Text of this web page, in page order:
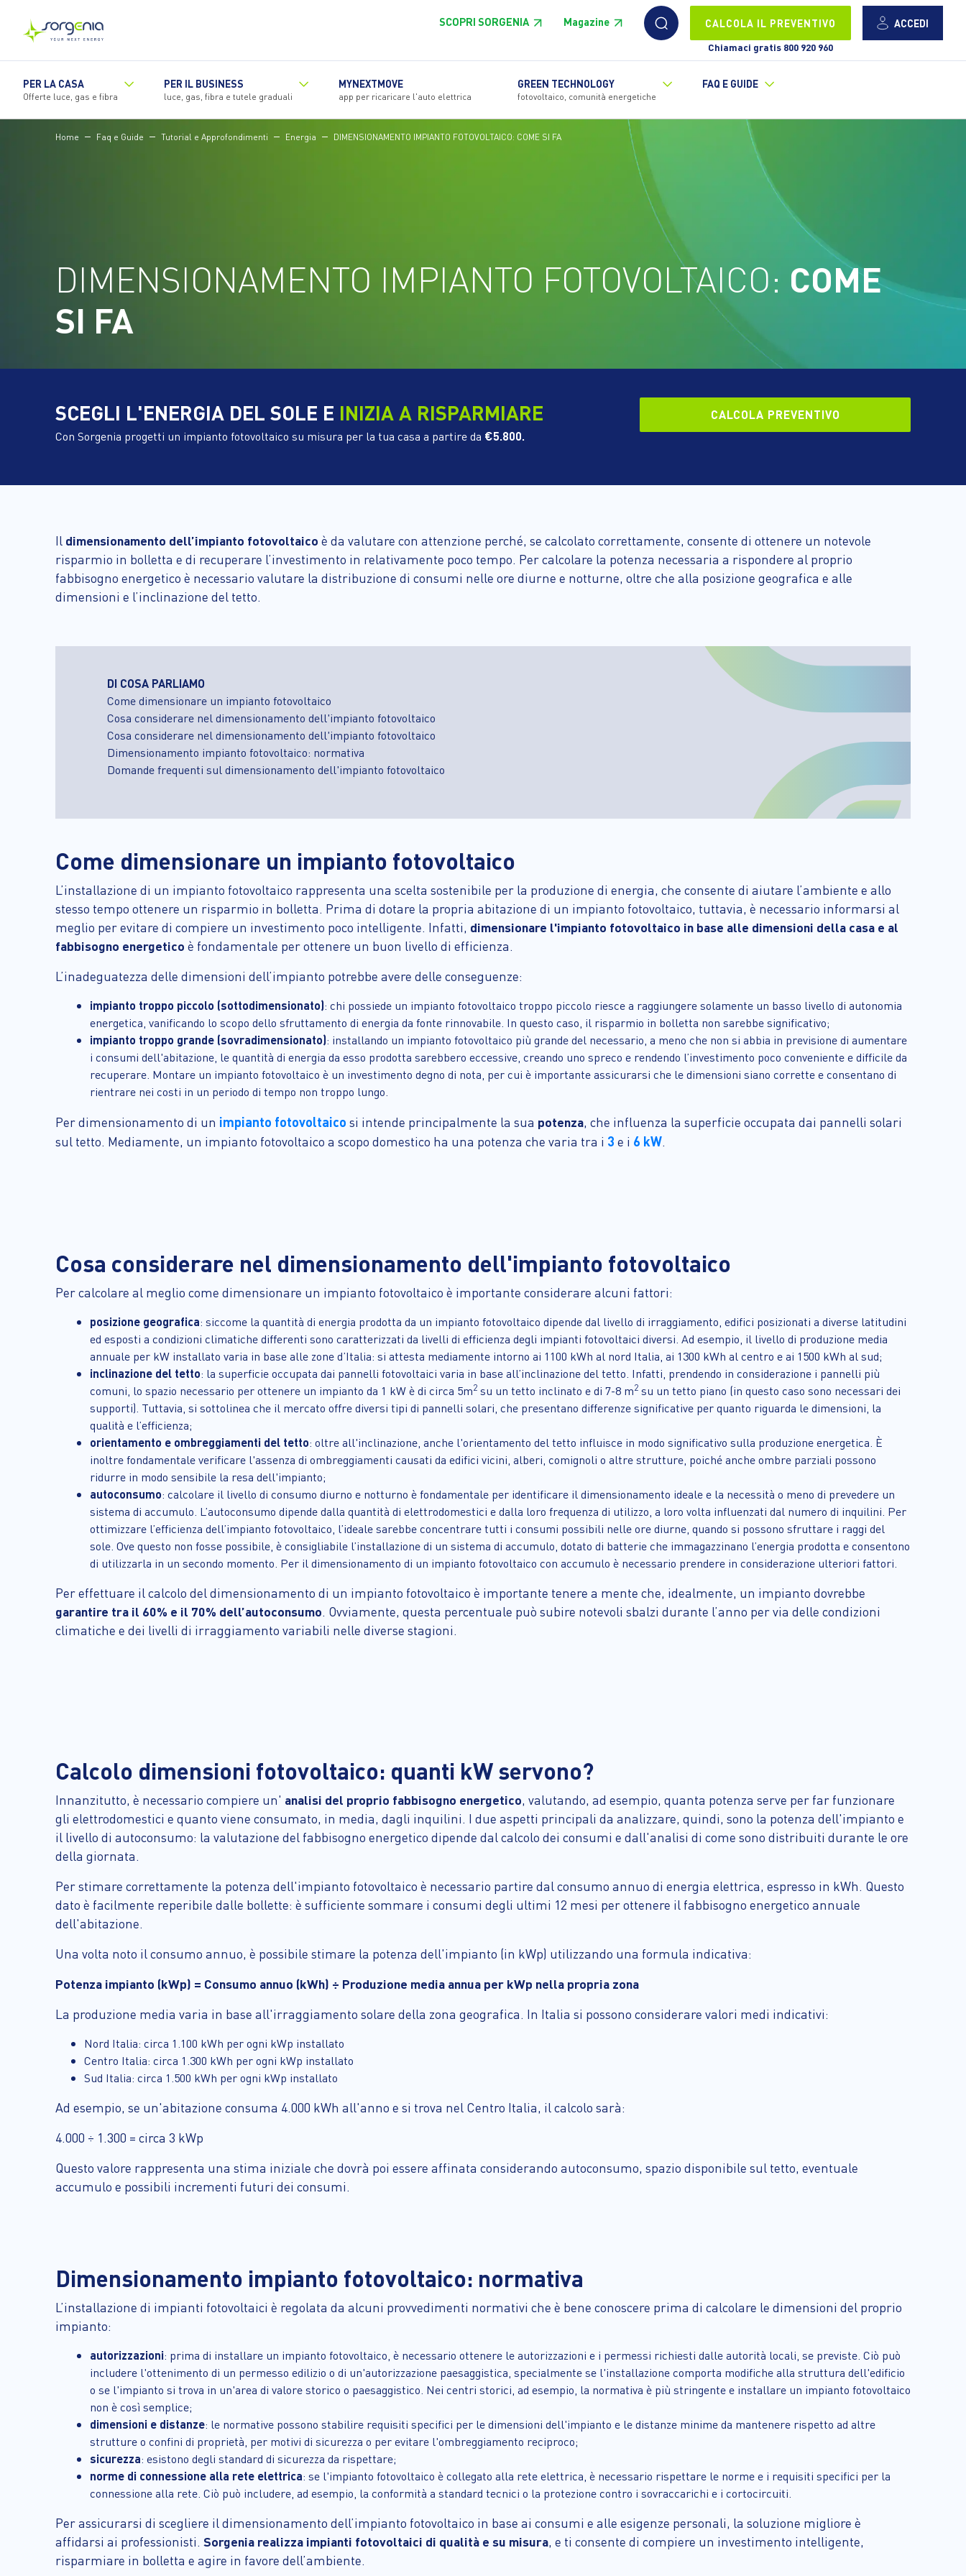
contenuto
principale
SCOPRI SORGENIA Magazine CALCOLA IL PREVENTIVO
Chiamaci gratis 800 920 960
ACCEDI
PER LA CASA
Offerte luce, gas e fibra
PER IL BUSINESS
luce, gas, fibra e tutele graduali
MYNEXTMOVE
app per ricaricare l'auto elettrica
GREEN TECHNOLOGY
fotovoltaico, comunità energetiche
FAQ E GUIDE
Home Faq e Guide Tutorial e Approfondimenti Energia DIMENSIONAMENTO IMPIANTO FOTOVOLTAICO: COME SI FA
DIMENSIONAMENTO IMPIANTO FOTOVOLTAICO: COME
SI FA
SCEGLI L'ENERGIA DEL SOLE E INIZIA A RISPARMIARE
Con Sorgenia progetti un impianto fotovoltaico su misura per la tua casa a partire da €5.800.
CALCOLA PREVENTIVO
Il dimensionamento dell’impianto fotovoltaico è da valutare con attenzione perché, se calcolato correttamente, consente di ottenere un notevole
risparmio in bolletta e di recuperare l’investimento in relativamente poco tempo. Per calcolare la potenza necessaria a rispondere al proprio
fabbisogno energetico è necessario valutare la distribuzione di consumi nelle ore diurne e notturne, oltre che alla posizione geografica e alle
dimensioni e l’inclinazione del tetto.
DI COSA PARLIAMO
Come dimensionare un impianto fotovoltaico
Cosa considerare nel dimensionamento dell'impianto fotovoltaico
Cosa considerare nel dimensionamento dell'impianto fotovoltaico
Dimensionamento impianto fotovoltaico: normativa
Domande frequenti sul dimensionamento dell'impianto fotovoltaico
Come dimensionare un impianto fotovoltaico
L’installazione di un impianto fotovoltaico rappresenta una scelta sostenibile per la produzione di energia, che consente di aiutare l’ambiente e allo
stesso tempo ottenere un risparmio in bolletta. Prima di dotare la propria abitazione di un impianto fotovoltaico, tuttavia, è necessario informarsi al
meglio per evitare di compiere un investimento poco intelligente. Infatti, dimensionare l'impianto fotovoltaico in base alle dimensioni della casa e al
fabbisogno energetico è fondamentale per ottenere un buon livello di efficienza.
L’inadeguatezza delle dimensioni dell’impianto potrebbe avere delle conseguenze:
impianto troppo piccolo (sottodimensionato): chi possiede un impianto fotovoltaico troppo piccolo riesce a raggiungere solamente un basso livello di autonomia
energetica, vanificando lo scopo dello sfruttamento di energia da fonte rinnovabile. In questo caso, il risparmio in bolletta non sarebbe significativo;
impianto troppo grande (sovradimensionato): installando un impianto fotovoltaico più grande del necessario, a meno che non si abbia in previsione di aumentare
i consumi dell'abitazione, le quantità di energia da esso prodotta sarebbero eccessive, creando uno spreco e rendendo l’investimento poco conveniente e difficile da
recuperare. Montare un impianto fotovoltaico è un investimento degno di nota, per cui è importante assicurarsi che le dimensioni siano corrette e consentano di
rientrare nei costi in un periodo di tempo non troppo lungo.
Per dimensionamento di un impianto fotovoltaico si intende principalmente la sua potenza, che influenza la superficie occupata dai pannelli solari
sul tetto. Mediamente, un impianto fotovoltaico a scopo domestico ha una potenza che varia tra i 3 e i 6 kW.
Cosa considerare nel dimensionamento dell'impianto fotovoltaico
Per calcolare al meglio come dimensionare un impianto fotovoltaico è importante considerare alcuni fattori:
posizione geografica: siccome la quantità di energia prodotta da un impianto fotovoltaico dipende dal livello di irraggiamento, edifici posizionati a diverse latitudini
ed esposti a condizioni climatiche differenti sono caratterizzati da livelli di efficienza degli impianti fotovoltaici diversi. Ad esempio, il livello di produzione media
annuale per kW installato varia in base alle zone d’Italia: si attesta mediamente intorno ai 1100 kWh al nord Italia, ai 1300 kWh al centro e ai 1500 kWh al sud;
inclinazione del tetto: la superficie occupata dai pannelli fotovoltaici varia in base all’inclinazione del tetto. Infatti, prendendo in considerazione i pannelli più
comuni, lo spazio necessario per ottenere un impianto da 1 kW è di circa 5m2 su un tetto inclinato e di 7-8 m2 su un tetto piano (in questo caso sono necessari dei
supporti). Tuttavia, si sottolinea che il mercato offre diversi tipi di pannelli solari, che presentano differenze significative per quanto riguarda le dimensioni, la
qualità e l’efficienza;
orientamento e ombreggiamenti del tetto: oltre all'inclinazione, anche l'orientamento del tetto influisce in modo significativo sulla produzione energetica. È
inoltre fondamentale verificare l'assenza di ombreggiamenti causati da edifici vicini, alberi, comignoli o altre strutture, poiché anche ombre parziali possono
ridurre in modo sensibile la resa dell'impianto;
autoconsumo: calcolare il livello di consumo diurno e notturno è fondamentale per identificare il dimensionamento ideale e la necessità o meno di prevedere un
sistema di accumulo. L’autoconsumo dipende dalla quantità di elettrodomestici e dalla loro frequenza di utilizzo, a loro volta influenzati dal numero di inquilini. Per
ottimizzare l’efficienza dell’impianto fotovoltaico, l’ideale sarebbe concentrare tutti i consumi possibili nelle ore diurne, quando si possono sfruttare i raggi del
sole. Ove questo non fosse possibile, è consigliabile l’installazione di un sistema di accumulo, dotato di batterie che immagazzinano l’energia prodotta e consentono
di utilizzarla in un secondo momento. Per il dimensionamento di un impianto fotovoltaico con accumulo è necessario prendere in considerazione ulteriori fattori.
Per effettuare il calcolo del dimensionamento di un impianto fotovoltaico è importante tenere a mente che, idealmente, un impianto dovrebbe
garantire tra il 60% e il 70% dell’autoconsumo. Ovviamente, questa percentuale può subire notevoli sbalzi durante l’anno per via delle condizioni
climatiche e dei livelli di irraggiamento variabili nelle diverse stagioni.
Calcolo dimensioni fotovoltaico: quanti kW servono?
Innanzitutto, è necessario compiere un' analisi del proprio fabbisogno energetico, valutando, ad esempio, quanta potenza serve per far funzionare
gli elettrodomestici e quanto viene consumato, in media, dagli inquilini. I due aspetti principali da analizzare, quindi, sono la potenza dell'impianto e
il livello di autoconsumo: la valutazione del fabbisogno energetico dipende dal calcolo dei consumi e dall'analisi di come sono distribuiti durante le ore
della giornata.
Per stimare correttamente la potenza dell'impianto fotovoltaico è necessario partire dal consumo annuo di energia elettrica, espresso in kWh. Questo
dato è facilmente reperibile dalle bollette: è sufficiente sommare i consumi degli ultimi 12 mesi per ottenere il fabbisogno energetico annuale
dell'abitazione.
Una volta noto il consumo annuo, è possibile stimare la potenza dell'impianto (in kWp) utilizzando una formula indicativa:
Potenza impianto (kWp) = Consumo annuo (kWh) ÷ Produzione media annua per kWp nella propria zona
La produzione media varia in base all'irraggiamento solare della zona geografica. In Italia si possono considerare valori medi indicativi:
Nord Italia: circa 1.100 kWh per ogni kWp installato
Centro Italia: circa 1.300 kWh per ogni kWp installato
Sud Italia: circa 1.500 kWh per ogni kWp installato
Ad esempio, se un'abitazione consuma 4.000 kWh all'anno e si trova nel Centro Italia, il calcolo sarà:
4.000 ÷ 1.300 = circa 3 kWp
Questo valore rappresenta una stima iniziale che dovrà poi essere affinata considerando autoconsumo, spazio disponibile sul tetto, eventuale
accumulo e possibili incrementi futuri dei consumi.
Dimensionamento impianto fotovoltaico: normativa
L’installazione di impianti fotovoltaici è regolata da alcuni provvedimenti normativi che è bene conoscere prima di calcolare le dimensioni del proprio
impianto:
autorizzazioni: prima di installare un impianto fotovoltaico, è necessario ottenere le autorizzazioni e i permessi richiesti dalle autorità locali, se previste. Ciò può
includere l'ottenimento di un permesso edilizio o di un'autorizzazione paesaggistica, specialmente se l'installazione comporta modifiche alla struttura dell'edificio
o se l'impianto si trova in un'area di valore storico o paesaggistico. Nei centri storici, ad esempio, la normativa è più stringente e installare un impianto fotovoltaico
non è così semplice;
dimensioni e distanze: le normative possono stabilire requisiti specifici per le dimensioni dell'impianto e le distanze minime da mantenere rispetto ad altre
strutture o confini di proprietà, per motivi di sicurezza o per evitare l'ombreggiamento reciproco;
sicurezza: esistono degli standard di sicurezza da rispettare;
norme di connessione alla rete elettrica: se l'impianto fotovoltaico è collegato alla rete elettrica, è necessario rispettare le norme e i requisiti specifici per la
connessione alla rete. Ciò può includere, ad esempio, la conformità a standard tecnici o la protezione contro i sovraccarichi e i cortocircuiti.
Per assicurarsi di scegliere il dimensionamento dell’impianto fotovoltaico in base ai consumi e alle esigenze personali, la soluzione migliore è
affidarsi ai professionisti. Sorgenia realizza impianti fotovoltaici di qualità e su misura, e ti consente di compiere un investimento intelligente,
risparmiare in bolletta e agire in favore dell’ambiente.